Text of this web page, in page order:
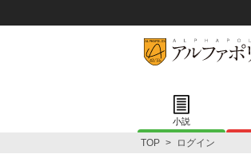
小説
TOP > ログイン